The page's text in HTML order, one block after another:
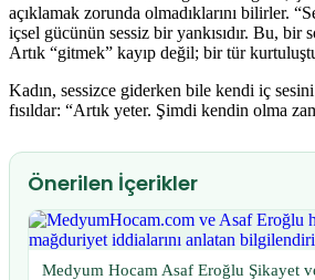
açıklamak zorunda olmadıklarını bilirler.
içsel gücünün sessiz bir yankısıdır. Bu, bir
Artık “gitmek” kayıp değil; bir tür
Kadın, sessizce giderken bile kendi iç
fısıldar: “Artık yeter. Şimdi kendin olma
Önerilen İçerikler
Medyum Hocam Asaf Eroğlu Şikayet